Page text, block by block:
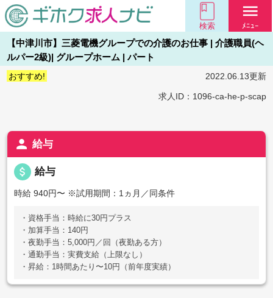
検索
menu
ﾒﾆｭｰ
【中津川市】三菱電機グループでの介護のお仕事 | 介護職員(ヘ
ルパー2級)| グループホーム | パート
おすすめ! 2022.06.13更新
求人ID：1096-ca-he-p-scap
person 給与
attach_money 給与
時給 940円〜 ※試用期間：1ヵ月／同条件
・資格手当：時給に30円プラス
・加算手当：140円
・夜勤手当：5,000円／回（夜勤ある方）
・通勤手当：実費支給（上限なし）
・昇給：1時間あたり〜10円（前年度実績）